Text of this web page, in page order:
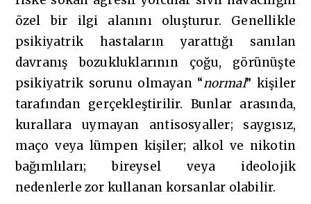
özel bir ilgi alanını oluşturur. Genellikle
psikiyatrik hastaların yarattığı sanılan
davranış bozukluklarının çoğu, görünüşte
psikiyatrik sorunu olmayan “normal” kişiler
tarafından gerçekleştirilir. Bunlar arasında,
kurallara uymayan antisosyaller; saygısız,
maço veya lümpen kişiler; alkol ve nikotin
bağımlıları; bireysel veya ideolojik
nedenlerle zor kullanan korsanlar olabilir.